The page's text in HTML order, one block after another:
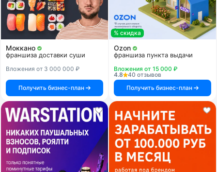
Моккано
франшиза доставки суши
Вложения от 3 000 000 ₽
Получить бизнес-план
% скидка
Ozon
франшиза пункта выдачи
Вложения от 15 000 ₽
4.8
40 отзывов
Получить бизнес-план